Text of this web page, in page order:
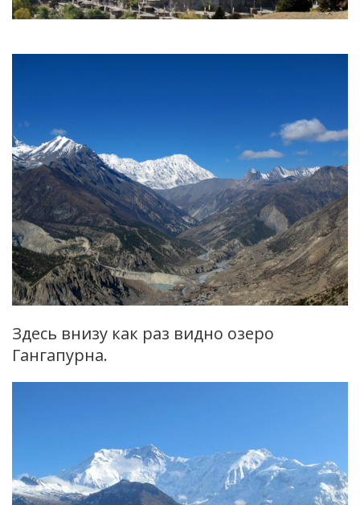
Здесь внизу как раз видно озеро
Гангапурна.